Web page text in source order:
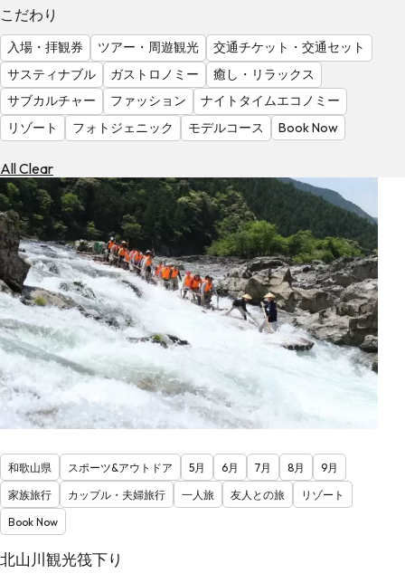
調
べ
る
天
気
を
見
る
こだわり
入場・拝観券 ツアー・周遊観光
交通チケット・交通セット
サスティナブル
ガストロノミー
癒し・リラックス
サブカルチャー
ファッション
ナイトタイムエコノミー
リゾート
フォトジェニック モデルコース Book Now
All Clear
和歌山県 スポーツ&アウトドア 5月 6月 7月 8月
9月
家族旅行
カップル・夫婦旅行 一人旅 友人との旅
リゾート
Book Now
北山川観光筏下り